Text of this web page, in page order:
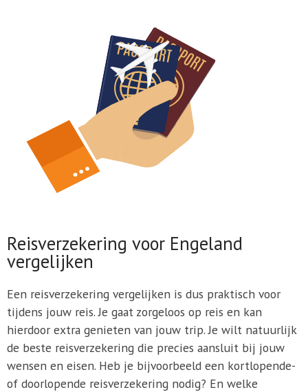
Reisverzekering voor Engeland
vergelijken
Een reisverzekering vergelijken is dus praktisch voor
tijdens jouw reis. Je gaat zorgeloos op reis en kan
hierdoor extra genieten van jouw trip. Je wilt natuurlijk
de beste reisverzekering die precies aansluit bij jouw
wensen en eisen. Heb je bijvoorbeeld een kortlopende-
of doorlopende reisverzekering nodig? En welke